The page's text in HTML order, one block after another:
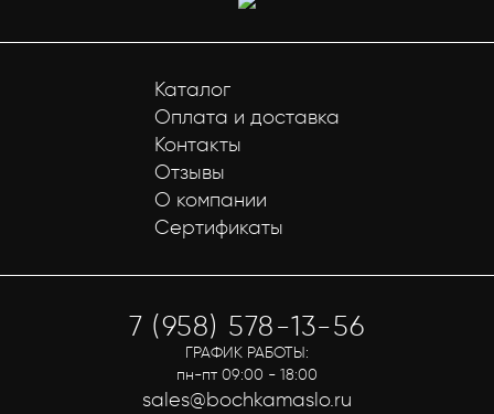
Каталог
Оплата и доставка
Контакты
Отзывы
О компании
Сертификаты
7 (958) 578-13-56
ГРАФИК РАБОТЫ:
пн-пт 09:00 - 18:00
sales@bochkamaslo.ru